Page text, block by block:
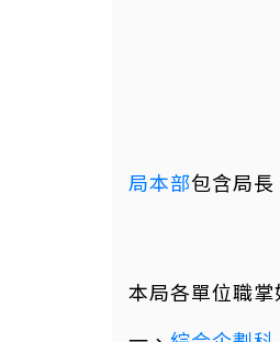
局本部包含局
本局各單位職掌